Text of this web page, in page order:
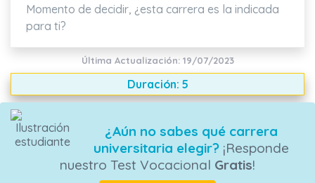
Momento de decidir, ¿esta carrera es la indicada
para ti?
Última Actualización: 19/07/2023
Duración: 5
¿Aún no sabes qué carrera
universitaria elegir?¡Responde
nuestro Test Vocacional Gratis!